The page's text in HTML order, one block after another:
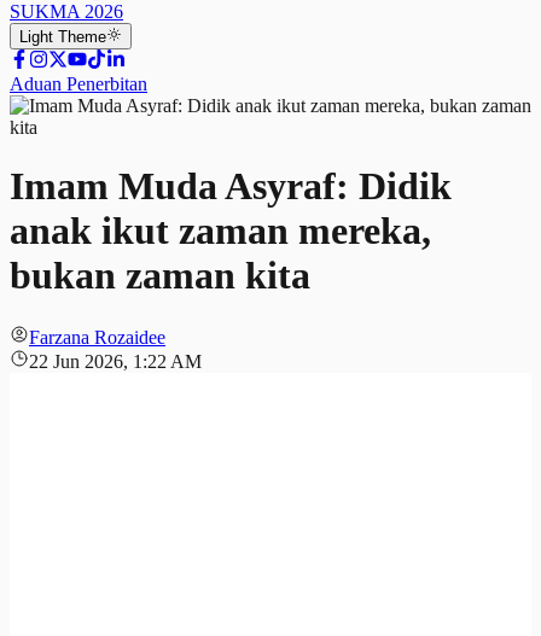
SUKMA 2026
Light Theme
Aduan Penerbitan
Imam Muda Asyraf: Didik
anak ikut zaman mereka,
bukan zaman kita
Farzana Rozaidee
22 Jun 2026, 1:22 AM